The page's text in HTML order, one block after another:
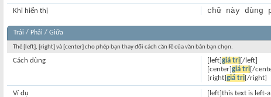
chữ này dùng
Khi hiển thị
Trái / Phải / Giữa
Thẻ [left], [right] và [center] cho phép bạn thay đổi cách căn lề của văn bản bạn chọn.
[left]giá trị[/left]
[center]giá trị[/
[right]giá trị[/right]
Cách dùng
[left]this text is left-
Ví dụ